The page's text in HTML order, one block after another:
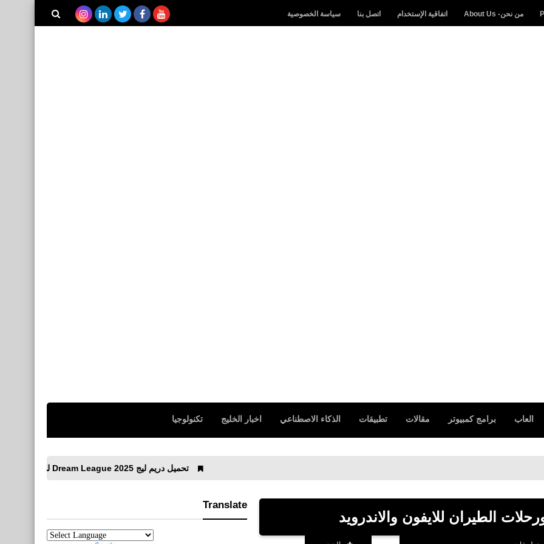
من نحن- About Us اتفاقية الإستخدام اتصل بنا سياسة الخصوصية
العاب برامج كمبيوتر مقالات تطبيقات الذكاء الاصطناعي اخبار الخليج تكنولوجيا
تحميل دريم ليج 2025 Dream League للاندرويد اخر اصدار APK
Translate